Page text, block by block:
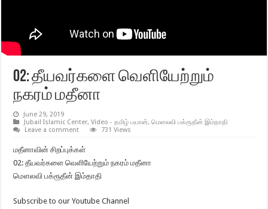
02: தீயவர்களை வெளியேற்றும்
நகரம் மதீனா
June 29, 2019
Jubail Islamic Center,Video - தமிழ் பயான்,மெளலவி பக்ரூதீன் இம்தாதி
Leave a comment
731 Views
மதீனாவின் சிறப்புக்கள்
02: தீயவர்களை வெளியேற்றும் நகரம் மதீனா
மௌலவி பக்ரூதீன் இம்தாதி
Subscribe to our Youtube Channel